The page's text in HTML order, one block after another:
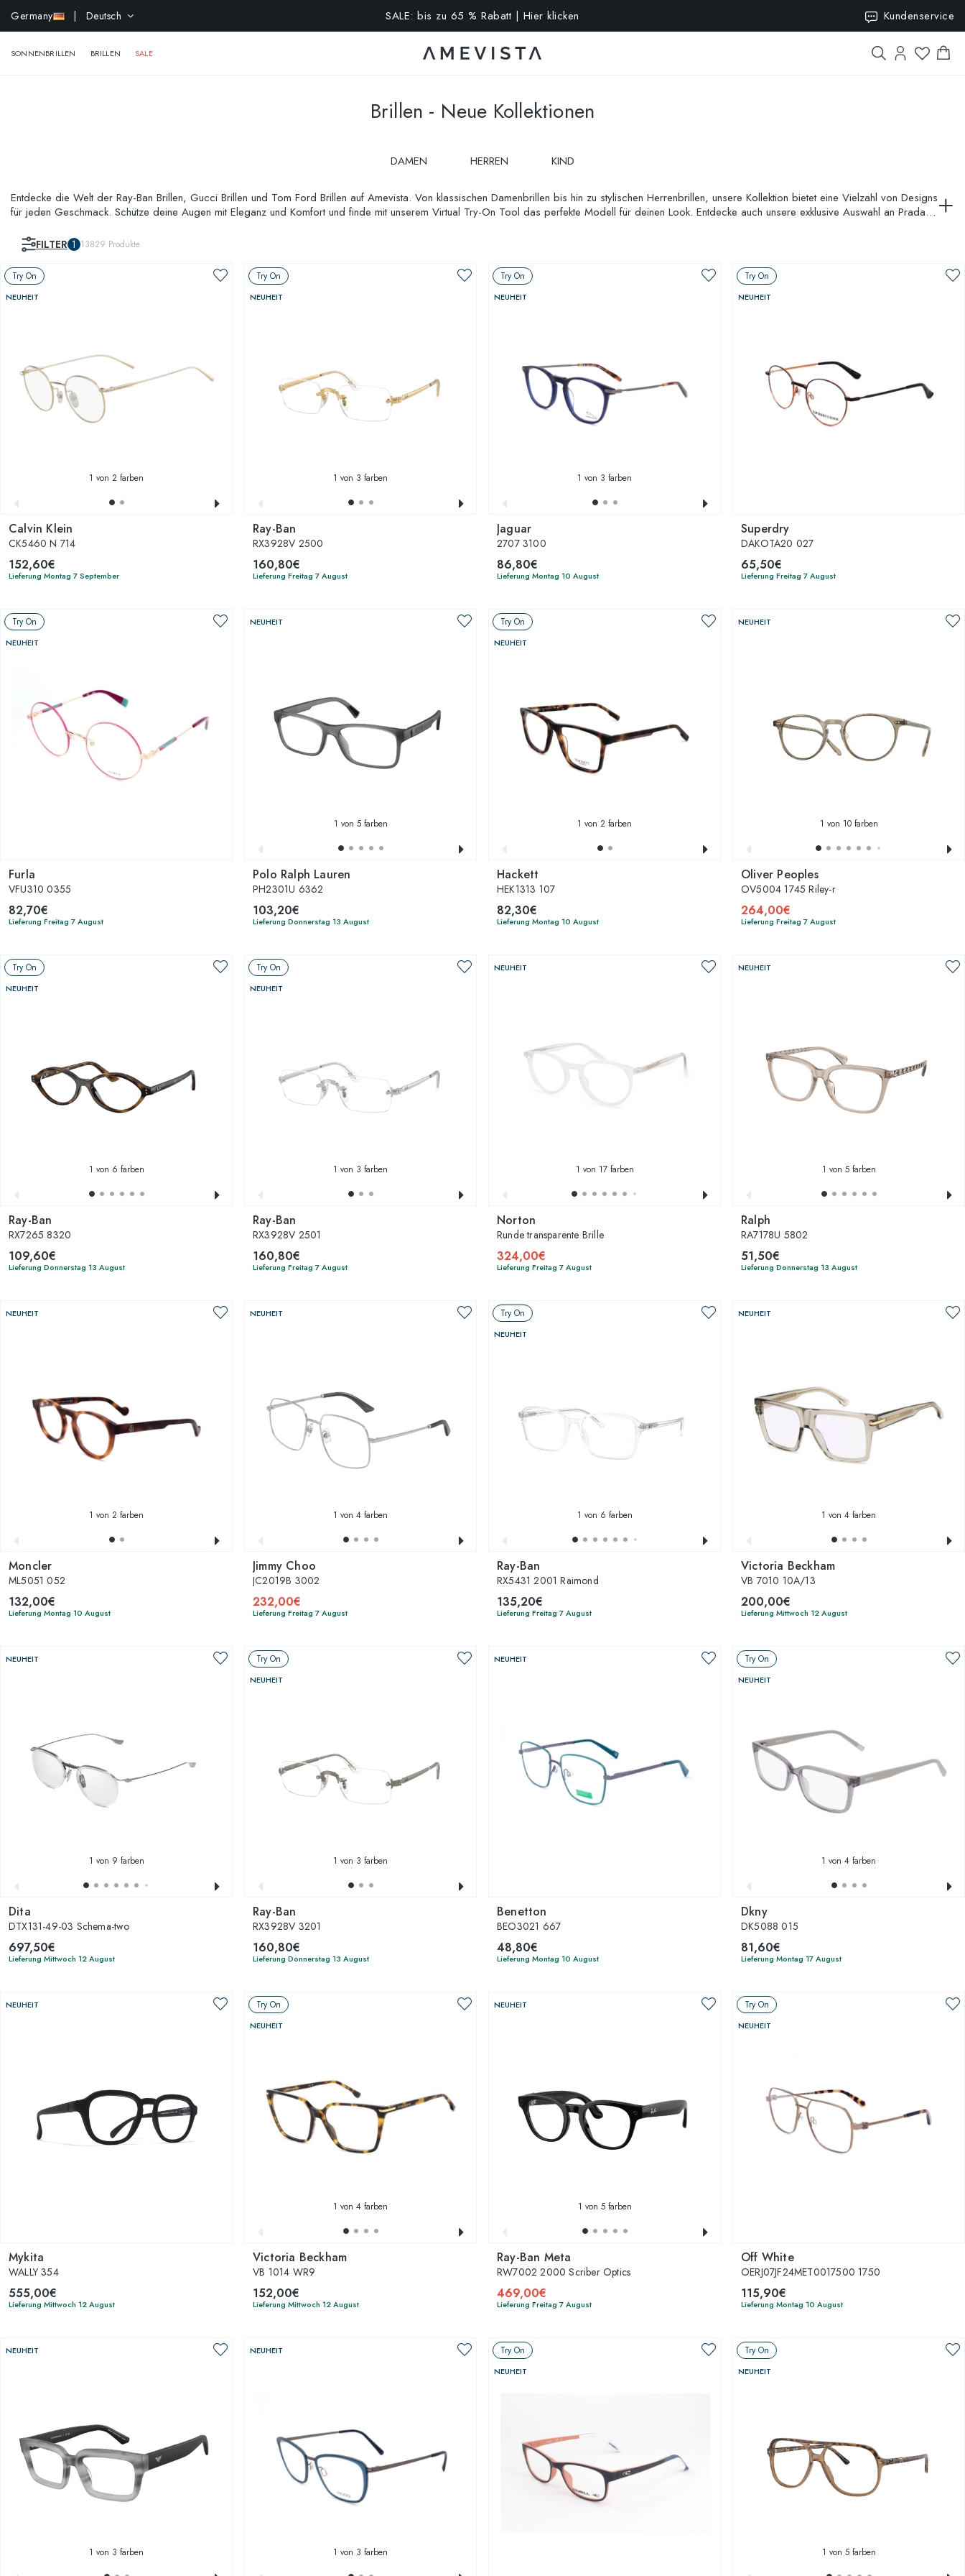
Germany | Deutsch -10% extra auf alle Brillen mit Korrektionsgläsern | Code: VISION10 Kundenservice
SONNENBRILLEN BRILLEN SALE
Brillen - Neue Kollektionen
DAMEN HERREN KIND
Entdecke die Welt der Ray-Ban Brillen, Gucci Brillen und Tom Ford Brillen auf Amevista. Von klassischen Damenbrillen bis hin zu stylischen Herrenbrillen, unsere Kollektion bietet eine Vielzahl von Designs
für jeden Geschmack. Schütze deine Augen mit Eleganz und Komfort und finde mit unserem Virtual Try-On Tool das perfekte Modell für deinen Look. Entdecke auch unsere exklusive Auswahl an Prada
FILTER 1 13829 Produkte
Try On
NEUHEIT
1 von 2 farben
Calvin Klein
CK5460 N 714
152,60€
Lieferung Montag 7 September
Try On
NEUHEIT
1 von 3 farben
Ray-Ban
RX3928V 2500
160,80€
Lieferung Freitag 7 August
Try On
NEUHEIT
1 von 3 farben
Jaguar
2707 3100
86,80€
Lieferung Montag 10 August
Try On
NEUHEIT
Superdry
DAKOTA20 027
65,50€
Lieferung Freitag 7 August
Try On
NEUHEIT
Furla
VFU310 0355
82,70€
Lieferung Freitag 7 August
NEUHEIT
1 von 5 farben
Polo Ralph Lauren
PH2301U 6362
103,20€
Lieferung Donnerstag 13 August
Try On
NEUHEIT
1 von 2 farben
Hackett
HEK1313 107
82,30€
Lieferung Montag 10 August
NEUHEIT
1 von 10 farben
Oliver Peoples
OV5004 1745 Riley-r
264,00€
Lieferung Freitag 7 August
Try On
NEUHEIT
1 von 6 farben
Ray-Ban
RX7265 8320
109,60€
Lieferung Donnerstag 13 August
Try On
NEUHEIT
1 von 3 farben
Ray-Ban
RX3928V 2501
160,80€
Lieferung Freitag 7 August
NEUHEIT
1 von 17 farben
Norton
Runde transparente Brille
324,00€
Lieferung Freitag 7 August
NEUHEIT
1 von 5 farben
Ralph
RA7178U 5802
51,50€
Lieferung Donnerstag 13 August
NEUHEIT
1 von 2 farben
Moncler
ML5051 052
132,00€
Lieferung Montag 10 August
NEUHEIT
1 von 4 farben
Jimmy Choo
JC2019B 3002
232,00€
Lieferung Freitag 7 August
Try On
NEUHEIT
1 von 6 farben
Ray-Ban
RX5431 2001 Raimond
135,20€
Lieferung Freitag 7 August
NEUHEIT
1 von 4 farben
Victoria Beckham
VB 7010 10A/13
200,00€
Lieferung Mittwoch 12 August
NEUHEIT
1 von 9 farben
Dita
DTX131-49-03 Schema-two
697,50€
Lieferung Mittwoch 12 August
Try On
NEUHEIT
1 von 3 farben
Ray-Ban
RX3928V 3201
160,80€
Lieferung Donnerstag 13 August
NEUHEIT
Benetton
BEO3021 667
48,80€
Lieferung Montag 10 August
Try On
NEUHEIT
1 von 4 farben
Dkny
DK5088 015
81,60€
Lieferung Montag 17 August
NEUHEIT
Mykita
WALLY 354
555,00€
Lieferung Mittwoch 12 August
Try On
NEUHEIT
1 von 4 farben
Victoria Beckham
VB 1014 WR9
152,00€
Lieferung Mittwoch 12 August
NEUHEIT
1 von 5 farben
Ray-Ban Meta
RW7002 2000 Scriber Optics
469,00€
Lieferung Freitag 7 August
Try On
NEUHEIT
Off White
OERJ07JF24MET0017500 1750
115,90€
Lieferung Montag 10 August
NEUHEIT
1 von 3 farben
NEUHEIT
1 von 3 farben
Try On
NEUHEIT
Try On
NEUHEIT
1 von 5 farben